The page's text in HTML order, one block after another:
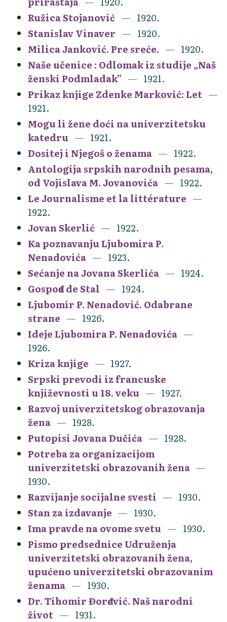
Ružica Stojanović
1920.
Stanislav Vinaver
1920.
Milica Janković. Pre sreće.
1920.
Naše učenice : Odlomak iz studije „Naš
ženski Podmladak”
1921.
Prikaz knjige Zdenke Marković: Let
1921.
Mogu li žene doći na univerzitetsku
katedru
1921.
Dositej i Njegoš o ženama
1922.
Antologija srpskih narodnih pesama,
od Vojislava M. Jovanovića
1922.
Le Journalisme et la littérature
1922.
Jovan Skerlić
1922.
Ka poznavanju Ljubomira P.
Nenadovića
1923.
Sećanje na Jovana Skerlića
1924.
Gospođa de Stal
1924.
Ljubomir P. Nenadović. Odabrane
strane
1926.
Ideje Ljubomira P. Nenadovića
1926.
Kriza knjige
1927.
Srpski prevodi iz francuske
književnosti u 18. veku
1927.
Razvoj univerzitetskog obrazovanja
žena
1928.
Putopisi Jovana Dučića
1928.
Potreba za organizacijom
univerzitetski obrazovanih žena
1930.
Razvijanje socijalne svesti
1930.
Stan za izdavanje
1930.
Ima pravde na ovome svetu
1930.
Pismo predsednice Udruženja
univerzitetski obrazovanih žena,
upućeno univerzitetski obrazovanim
ženama
1930.
Dr. Tihomir Đorđević. Naš narodni
život
1931.